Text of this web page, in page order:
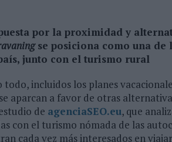
por la proximidad y
se posiciona como una de
junto con el turismo rural
incluidos los planes
aparcan a favor de otras
de agenciaSEO.eu, que
con el turismo nómada de las
cada vez más interesados en